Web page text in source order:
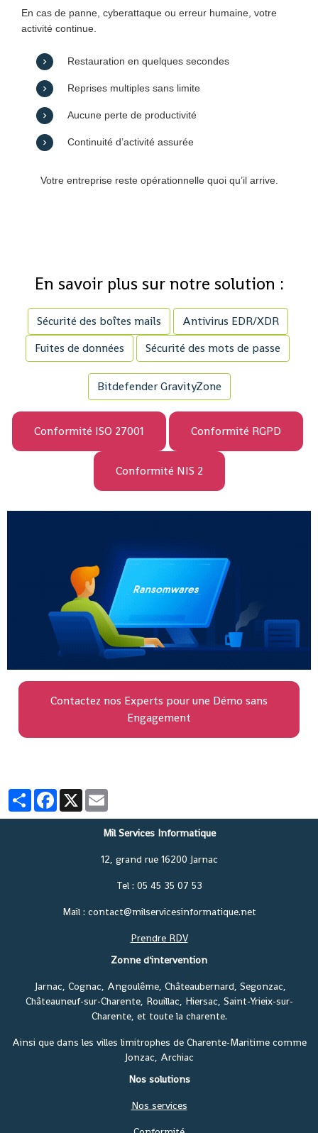
En cas de panne, cyberattaque ou erreur humaine, votre
activité continue.
Restauration en quelques secondes
Reprises multiples sans limite
Aucune perte de productivité
Continuité d’activité assurée
Votre entreprise reste opérationnelle quoi qu’il arrive.
En savoir plus sur notre solution :
Sécurité des boîtes mails
Antivirus EDR/XDR
Fuites de données
Sécurité des mots de passe
Bitdefender GravityZone
Conformité ISO 27001 Conformité RGPD
Conformité NIS 2
Contactez nos Experts pour une Démo sans
Engagement
PartagerFacebook
X
Mil Services Informatique
12, grand rue 16200 Jarnac
Tel : 05 45 35 07 53
Mail : contact@milservicesinformatique.net
Prendre RDV
Zonne d'intervention
Jarnac, Cognac, Angoulême, Châteaubernard, Segonzac,
Châteauneuf-sur-Charente, Rouillac, Hiersac, Saint-Yrieix-sur-
Charente, et toute la charente.
Ainsi que dans les villes limitrophes de Charente-Maritime comme
Jonzac, Archiac
Nos solutions
Nos services